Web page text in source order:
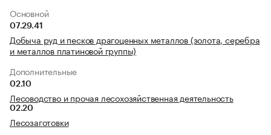
Основной
07.29.41
Добыча руд и песков драгоценных металлов (золота, серебра
и металлов платиновой группы)
Дополнительные
02.10
Лесоводство и прочая лесохозяйственная деятельность
02.20
Лесозаготовки